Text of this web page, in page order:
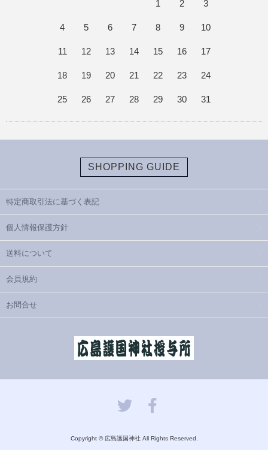
1
2 3
4 5 6 7 8 9 10
11 12 13 14 15 16 17
18 19 20 21 22 23 24
25 26 27 28 29 30 31
SHOPPING GUIDE
特定商取引法に基づく表記
個人情報保護方針
送料について
会員規約
お問合せ
Copyright © 広島護国神社 All Rights Reserved.